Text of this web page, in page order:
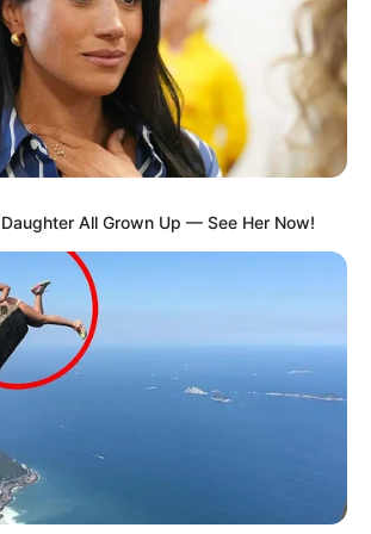
Freizeitziele
und im Umkreis von Feldberg im
Tourismus Feldberg
um Feldberg
für Feldberg
feiern
Burgen in und um Feldberg
für Feldberg
Behinderte
und Tourist Information
All Grown Up — See Her Now!